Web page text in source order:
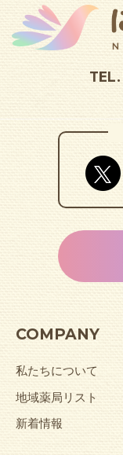
TEL.
COMPANY
私たちについて
地域薬局リスト
新着情報